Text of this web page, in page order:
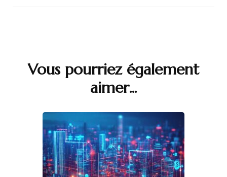
Vous pourriez également
aimer...